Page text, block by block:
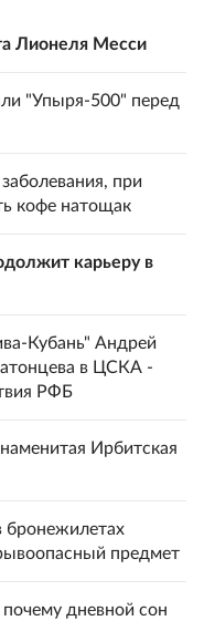
Лионеля Месси
"Упыря-500" перед
при
кофе натощак
карьеру в
Кубань" Андрей
в ЦСКА -
РФБ
Ирбитская
предмет
дневной сон